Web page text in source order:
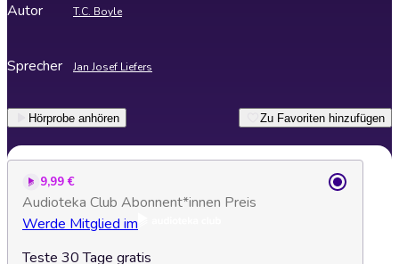
Autor T.C. Boyle
Sprecher Jan Josef Liefers
Hörprobe anhören Zu Favoriten hinzufügen
9,99 €
Audioteka Club Abonnent*innen Preis
Werde Mitglied im
Teste 30 Tage gratis